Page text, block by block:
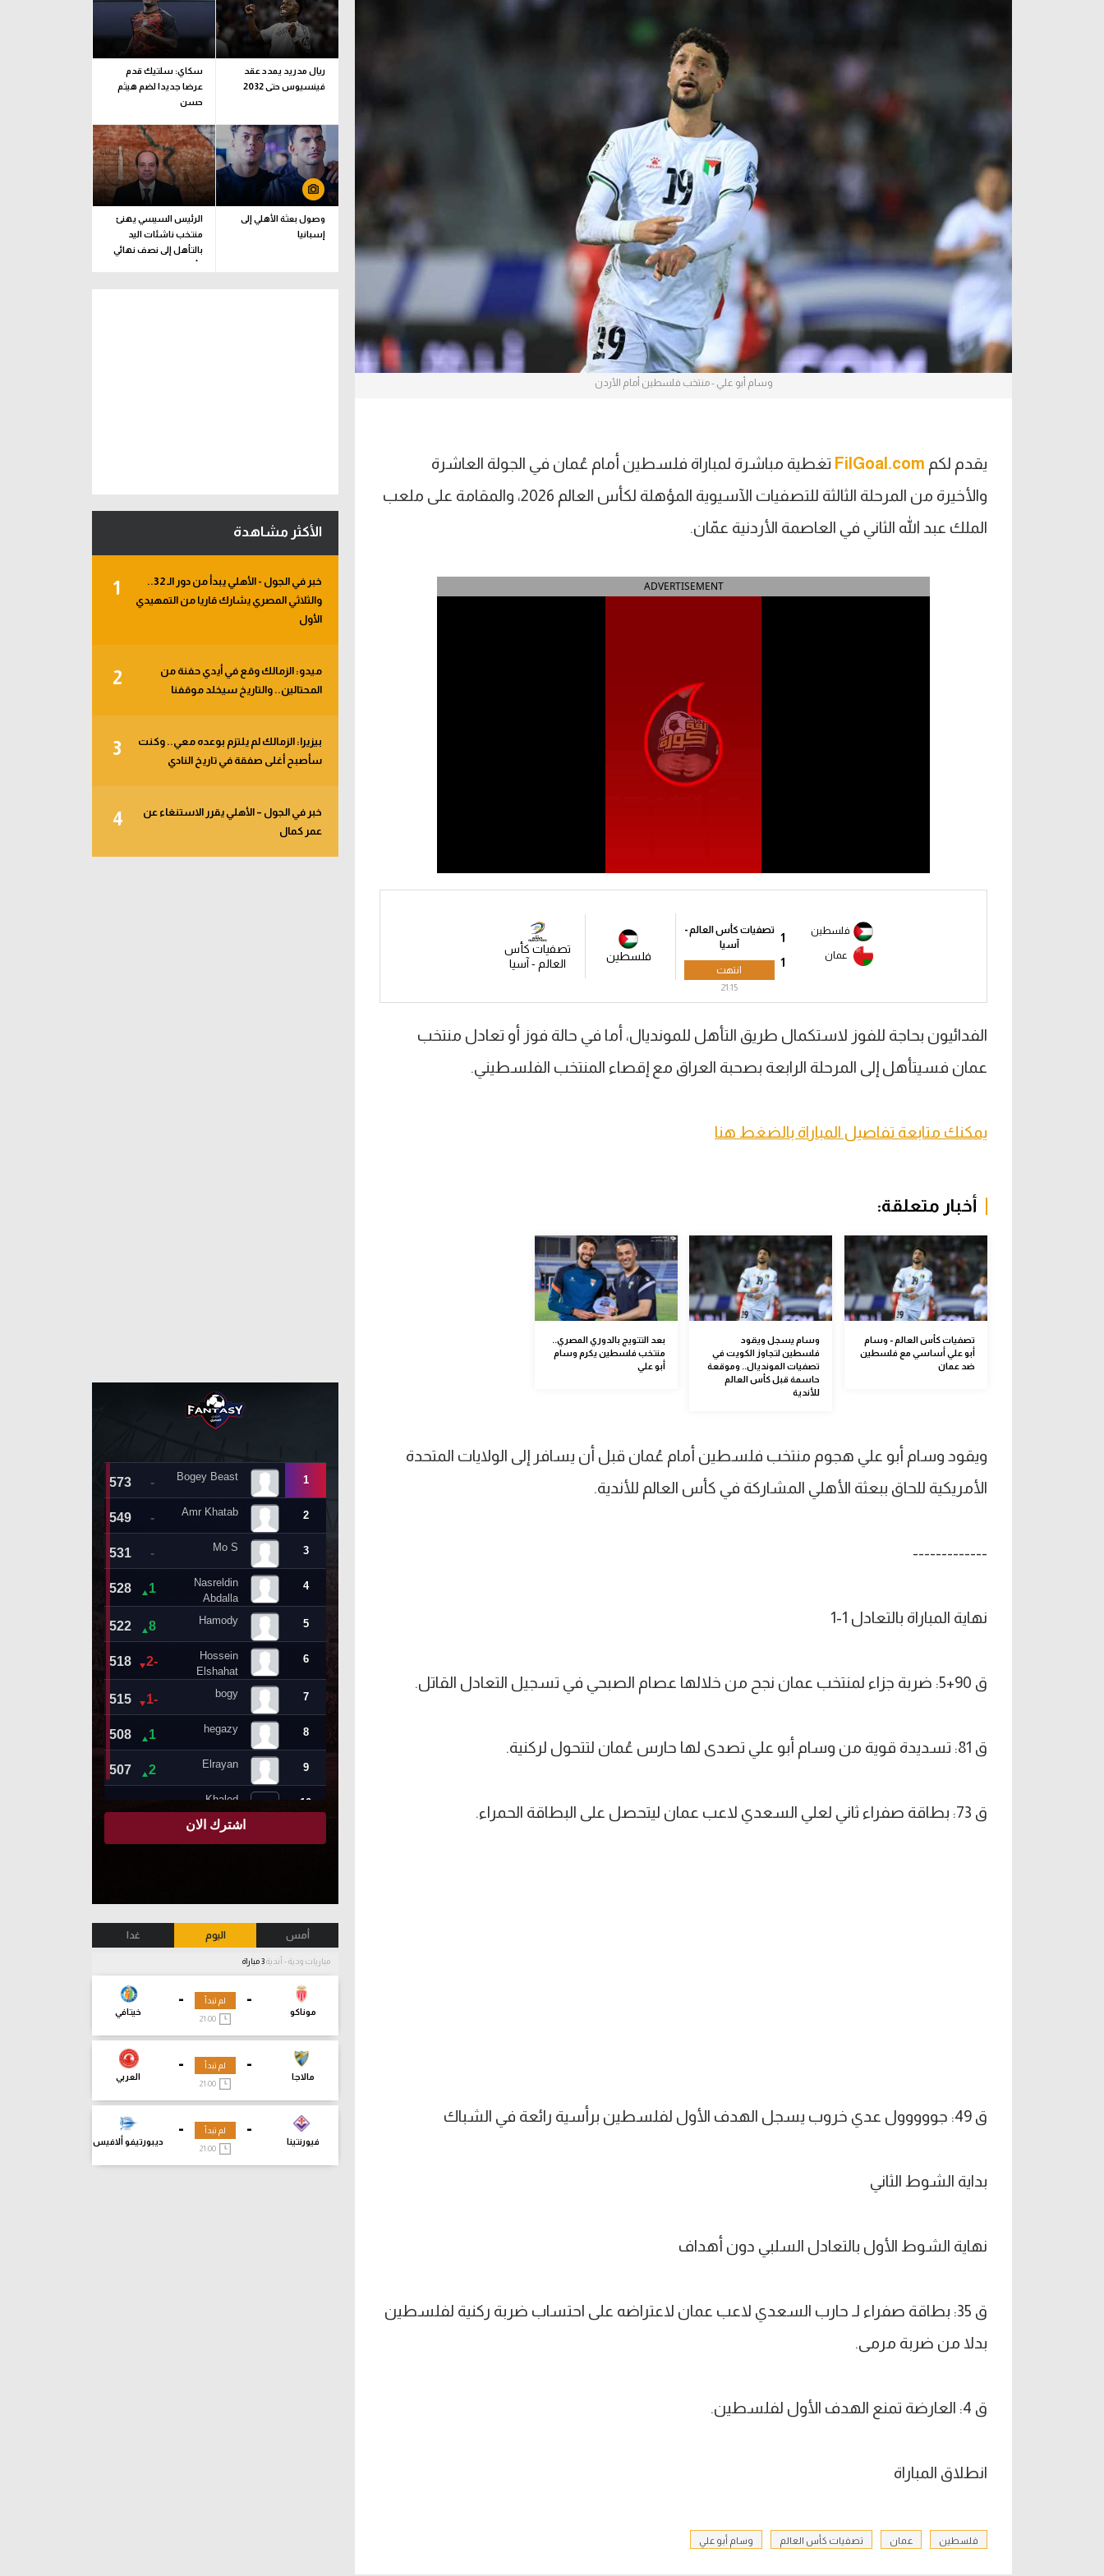
الدوري السعودي للمحترفين
دوري أبطال أوروبا
دوري أبطال إفريقيا
كل البطولات
وسام أبو علي - منتخب فلسطين أمام الأردن
يقدم لكم FilGoal.com تغطية مباشرة لمباراة فلسطين أمام عُمان في الجولة العاشرة
والأخيرة من المرحلة الثالثة للتصفيات الآسيوية المؤهلة لكأس العالم 2026، والمقامة على ملعب
الملك عبد الله الثاني في العاصمة الأردنية عمّان.
ADVERTISEMENT
1
فلسطين
1
عمان
تصفيات كأس العالم -
آسيا
انتهت
21:15
فلسطين
تصفيات كأس
العالم - آسيا
الفدائيون بحاجة للفوز لاستكمال طريق التأهل للمونديال، أما في حالة فوز أو تعادل منتخب
عمان فسيتأهل إلى المرحلة الرابعة بصحبة العراق مع إقصاء المنتخب الفلسطيني.
يمكنك متابعة تفاصيل المباراة بالضغط هنا
أخبار متعلقة:
تصفيات كأس العالم - وسام
أبو علي أساسي مع فلسطين
ضد عمان
وسام يسجل ويقود
فلسطين لتجاوز الكويت في
تصفيات المونديال.. وموقعة
حاسمة قبل كأس العالم
للأندية
بعد التتويج بالدوري المصري..
منتخب فلسطين يكرم وسام
أبو علي
ويقود وسام أبو علي هجوم منتخب فلسطين أمام عُمان قبل أن يسافر إلى الولايات المتحدة
الأمريكية للحاق ببعثة الأهلي المشاركة في كأس العالم للأندية.
-------------
نهاية المباراة بالتعادل 1-1
ق 90+5: ضربة جزاء لمنتخب عمان نجح من خلالها عصام الصبحي في تسجيل التعادل القاتل.
ق 81: تسديدة قوية من وسام أبو علي تصدى لها حارس عُمان لتتحول لركنية.
ق 73: بطاقة صفراء ثاني لعلي السعدي لاعب عمان ليتحصل على البطاقة الحمراء.
ق 49: جووووول عدي خروب يسجل الهدف الأول لفلسطين برأسية رائعة في الشباك
بداية الشوط الثاني
نهاية الشوط الأول بالتعادل السلبي دون أهداف
ق 35: بطاقة صفراء لـ حارب السعدي لاعب عمان لاعتراضه على احتساب ضربة ركنية لفلسطين
بدلا من ضربة مرمى.
ق 4: العارضة تمنع الهدف الأول لفلسطين.
انطلاق المباراة
فلسطين عمان تصفيات كأس العالم وسام أبو علي
ريال مدريد يمدد عقد
فينسيوس حتى 2032
سكاي: سلتيك قدم
عرضا جديدا لضم هيثم
حسن
وصول بعثة الأهلي إلى
إسبانيا
الرئيس السيسي يهنئ
منتخب ناشئات اليد
بالتأهل إلى نصف نهائي
كأس العالم
الأكثر مشاهدة
1
خبر في الجول - الأهلي يبدأ من دور الـ 32..
والثلاثي المصري يشارك قاريا من التمهيدي
الأول
2
ميدو: الزمالك وقع في أيدي حفنة من
المحتالين.. والتاريخ سيخلد موقفنا
3
بيزيرا: الزمالك لم يلتزم بوعده معي.. وكنت
سأصبح أغلى صفقة في تاريخ النادي
4
خبر في الجول – الأهلي يقرر الاستنغاء عن
عمر كمال
أمس اليوم غدا
مباريات ودية - أندية
-
موناكو
-
خيتافي
لم تبدأ
-
مالاجا
-
العربي
لم تبدأ
-
فيورنتينا
-
ديبورتيفو ألافيس
لم تبدأ